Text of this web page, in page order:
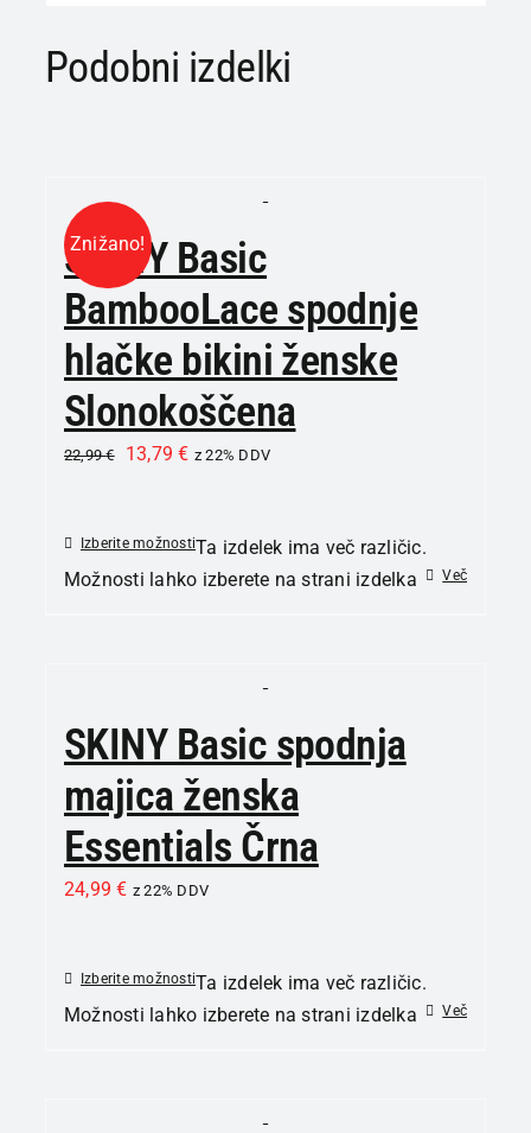
Podobni izdelki
Znižano!
SKINY Basic
BambooLace spodnje
hlačke bikini ženske
Slonokoščena
22,99€ 13,79€ z 22% DDV
Izberite možnostiTa izdelek ima več različic.
Možnosti lahko izberete na strani izdelka
Več
SKINY Basic spodnja
majica ženska
Essentials Črna
24,99€ z 22% DDV
Izberite možnostiTa izdelek ima več različic.
Možnosti lahko izberete na strani izdelka
Več